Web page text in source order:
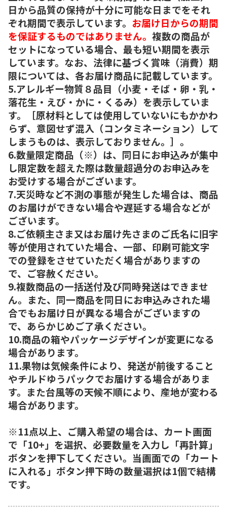
日から品質の保持が十分に可能な日までをそれ
ぞれ期間で表示しています。 お届け日からの期間
を保証するものではありません。 複数の商品が
セットになっている場合、最も短い期間を表示
しています。なお、法律に基づく賞味（消費）期
限については、各お届け商品に記載しています。
5.アレルギー物質８品目（小麦・そば・卵・乳・
落花生・えび・かに・くるみ）を表示していま
す。［原材料としては使用していないにもかかわ
らず、意図せず混入（コンタミネーション）して
しまうものは、表示しておりません。］。
6.数量限定商品（※）は、同日にお申込みが集中
し限定数を超えた際は数量超過分のお申込みを
お受けする場合がございます。
7.天災時など不測の事態が発生した場合は、商品
のお届けができない場合や遅延する場合などが
ございます。
8.ご依頼主さま又はお届け先さまのご氏名に旧字
等が使用されていた場合、一部、印刷可能文字
での登録をさせていただく場合がありますの
で、ご容赦ください。
9.複数商品の一括送付及び同時発送はできませ
ん。また、同一商品を同日にお申込みされた場
合でもお届け日が異なる場合がございますの
で、あらかじめご了承ください。
10.商品の箱やパッケージデザインが変更になる
場合があります。
11.果物は気候条件により、発送が前後すること
やチルドゆうパックでお届けする場合がありま
す。また台風等の天候不順により、産地が変わる
場合があります。
※11点以上、ご購入希望の場合は、カート画面
で「10+」を選択、必要数量を入力し「再計算」
ボタンを押下してください。当画面での「カート
に入れる」ボタン押下時の数量選択は1個で結構
です。